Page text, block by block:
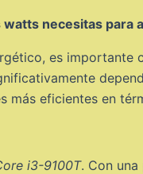
necesitas para
es
más eficientes en
i3-9100T. Con